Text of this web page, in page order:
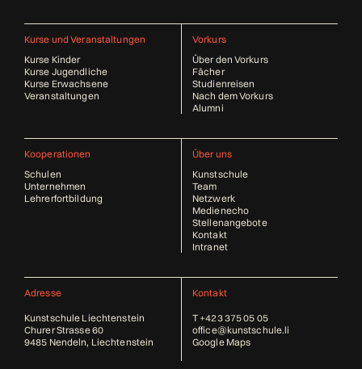
Kurse und Veranstaltungen
Kurse Kinder
Kurse Jugendliche
Kurse Erwachsene
Veranstaltungen
Vorkurs
Über den Vorkurs
Fächer
Studienreisen
Nach dem Vorkurs
Alumni
Kooperationen
Schulen
Unternehmen
Lehrerfortbildung
Über uns
Kunstschule
Team
Netzwerk
Medienecho
Stellenangebote
Kontakt
Intranet
Adresse
Kunstschule Liechtenstein
Churer Strasse 60
9485 Nendeln, Liechtenstein
Kontakt
T +423 375 05 05
office@kunstschule.li
Google Maps